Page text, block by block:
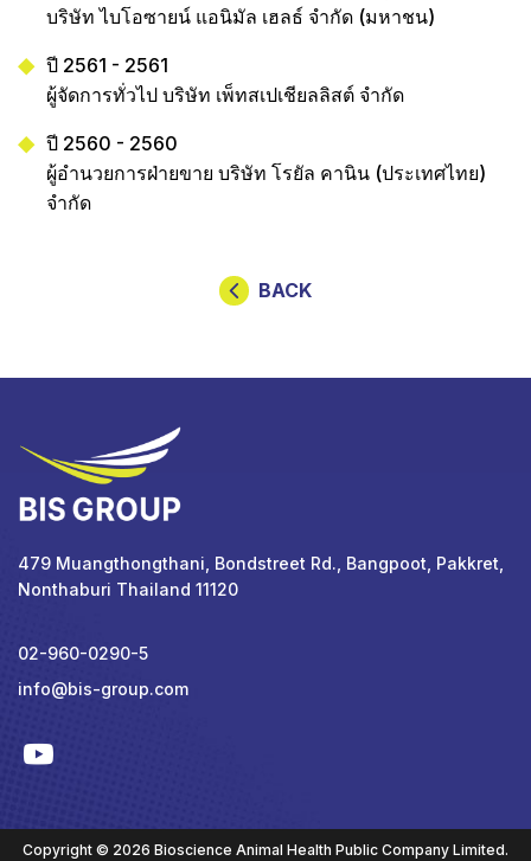
บริษัท ไบโอซายน์ แอนิมัล เฮลธ์ จำกัด (มหาชน)
ปี 2561 - 2561
ผู้จัดการทั่วไป บริษัท เพ็ทสเปเชียลลิสต์ จำกัด
ปี 2560 - 2560
ผู้อำนวยการฝ่ายขาย บริษัท โรยัล คานิน (ประเทศไทย)
จำกัด
BACK
479 Muangthongthani, Bondstreet Rd., Bangpoot, Pakkret,
Nonthaburi Thailand 11120
02-960-0290-5
info@bis-group.com
Copyright © 2026 Bioscience Animal Health Public Company Limited.